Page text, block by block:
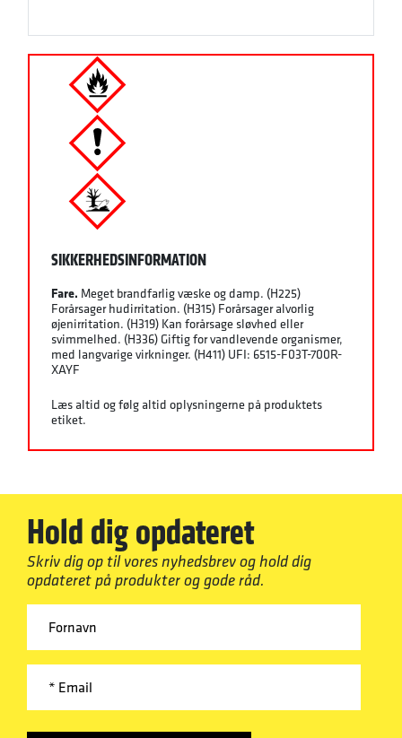
SIKKERHEDSINFORMATION
Fare. Meget brandfarlig væske og damp. (H225)
Forårsager hudirritation. (H315) Forårsager alvorlig
øjenirritation. (H319) Kan forårsage sløvhed eller
svimmelhed. (H336) Giftig for vandlevende organismer,
med langvarige virkninger. (H411) UFI: 6515-F03T-700R-
XAYF
Læs altid og følg altid oplysningerne på produktets
etiket.
Hold dig opdateret
Skriv dig op til vores nyhedsbrev og hold dig
opdateret på produkter og gode råd.